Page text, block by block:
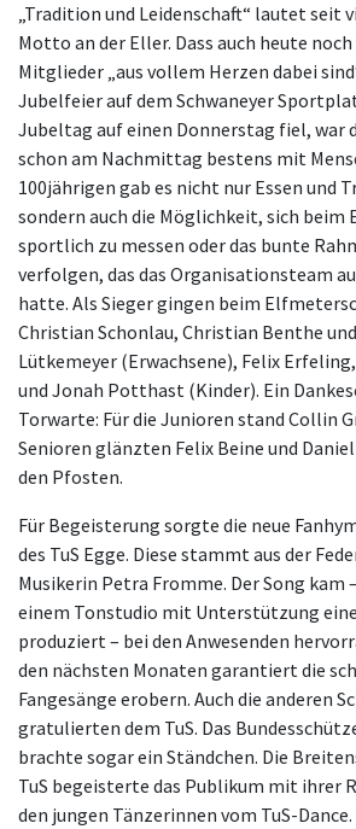
„Tradition und Leidenschaft“ lautet seit
Motto an der Eller. Dass auch heute
Mitglieder „aus vollem Herzen dabei
Jubelfeier auf dem Schwaneyer
Jubeltag auf einen Donnerstag fiel, war
schon am Nachmittag bestens mit
100jährigen gab es nicht nur Essen und
sondern auch die Möglichkeit, sich
sportlich zu messen oder das bunte
verfolgen, das das Organisationsteam
hatte. Als Sieger gingen beim
Christian Schonlau, Christian Benthe
Lütkemeyer (Erwachsene), Felix
und Jonah Potthast (Kinder). Ein
Torwarte: Für die Junioren stand Collin
Senioren glänzten Felix Beine und
den Pfosten.
Für Begeisterung sorgte die neue
des TuS Egge. Diese stammt aus der
Musikerin Petra Fromme. Der Song kam
einem Tonstudio mit Unterstützung
produziert – bei den Anwesenden
den nächsten Monaten garantiert die
Fangesänge erobern. Auch die anderen
gratulierten dem TuS. Das
brachte sogar ein Ständchen. Die
TuS begeisterte das Publikum mit ihrer
den jungen Tänzerinnen vom TuS-